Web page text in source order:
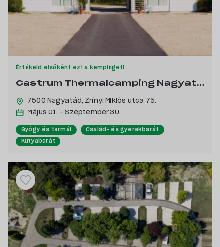
Értékeld elsőként ezt a kempinget!
Castrum Thermalcamping Nagyatád****
7500 Nagyatád, Zrínyi Miklós utca 75.
Május 01. - Szeptember 30.
Gyógy és termál Család- és gyerekbarát
Kutyabarát